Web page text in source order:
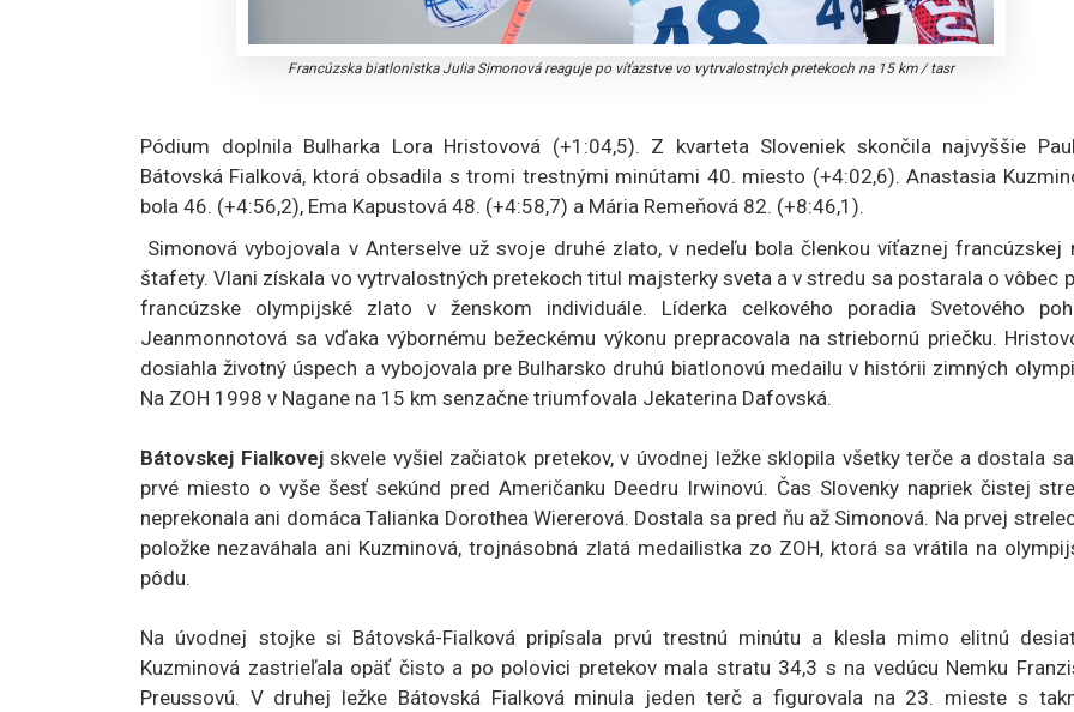
Francúzska biatlonistka Julia Simonová reaguje po víťazstve vo vytrvalostných pretekoch na 15 km/tasr
Pódium doplnila Bulharka Lora Hristovová (+1:04,5). Z kvarteta Sloveniek skončila najvyššie
Bátovská Fialková, ktorá obsadila s tromi trestnými minútami 40. miesto (+4:02,6). Anastasia
bola 46. (+4:56,2), Ema Kapustová 48. (+4:58,7) a Mária Remeňová 82. (+8:46,1).
Simonová vybojovala v Anterselve už svoje druhé zlato, v nedeľu bola členkou víťaznej francúzskej
štafety. Vlani získala vo vytrvalostných pretekoch titul majsterky sveta a v stredu sa postarala o vôbec
francúzske olympijské zlato v ženskom individuále. Líderka celkového poradia Svetového
Jeanmonnotová sa vďaka výbornému bežeckému výkonu prepracovala na striebornú priečku.
dosiahla životný úspech a vybojovala pre Bulharsko druhú biatlonovú medailu v histórii zimných
Na ZOH 1998 v Nagane na 15 km senzačne triumfovala Jekaterina Dafovská.
Bátovskej Fialkovejskvele vyšiel začiatok pretekov, v úvodnej ležke sklopila všetky terče a dostala
prvé miesto o vyše šesť sekúnd pred Američanku Deedru Irwinovú. Čas Slovenky napriek čistej
neprekonala ani domáca Talianka Dorothea Wiererová. Dostala sa pred ňu až Simonová. Na prvej
položke nezaváhala ani Kuzminová, trojnásobná zlatá medailistka zo ZOH, ktorá sa vrátila na
pôdu.
Na úvodnej stojke si Bátovská-Fialková pripísala prvú trestnú minútu a klesla mimo elitnú
Kuzminová zastrieľala opäť čisto a po polovici pretekov mala stratu 34,3 s na vedúcu Nemku
Preussovú. V druhej ležke Bátovská Fialková minula jeden terč a figurovala na 23. mieste s